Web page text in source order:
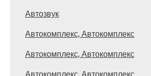
Автозвук
Автокомплекс, Автокомплекс
Автокомплекс, Автокомплекс